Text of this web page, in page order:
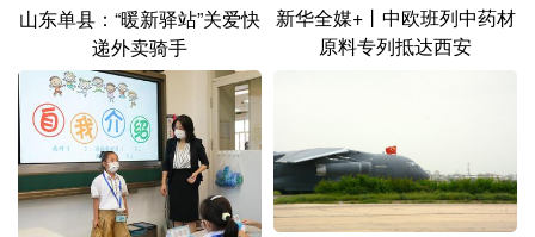
山东单县：“暖新驿站”关爱快
递外卖骑手
新华全媒+丨中欧班列中药材
原料专列抵达西安